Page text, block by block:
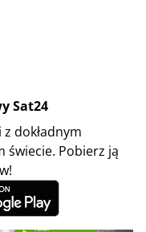
Sat24
dokładnym
świecie. Pobierz ją